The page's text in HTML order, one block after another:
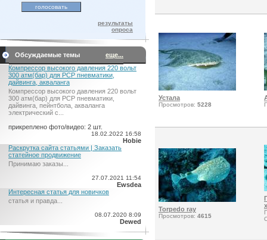
результаты
опроса
Обсуждаемые темы
еще...
Компрессор высокого давления 220 вольт
300 атм(бар) для PCP пневматики,
дайвинга, акваланга
Компрессор высокого давления 220 вольт
300 атм(бар) для PCP пневматики,
дайвинга, пейнтбола, акваланга
электрический c...
прикреплено фото/видео: 2 шт.
18.02.2022 16:58
Hobie
Раскрутка сайта статьями | Заказать
статейное продвижение
Принимаю заказы...
27.07.2021 11:54
Ewsdea
Интересная статья для новичков
статья и правда...
08.07.2020 8:09
Dewed
Устала
Просмотров: 5228
Torpedo ray
Просмотров: 4615